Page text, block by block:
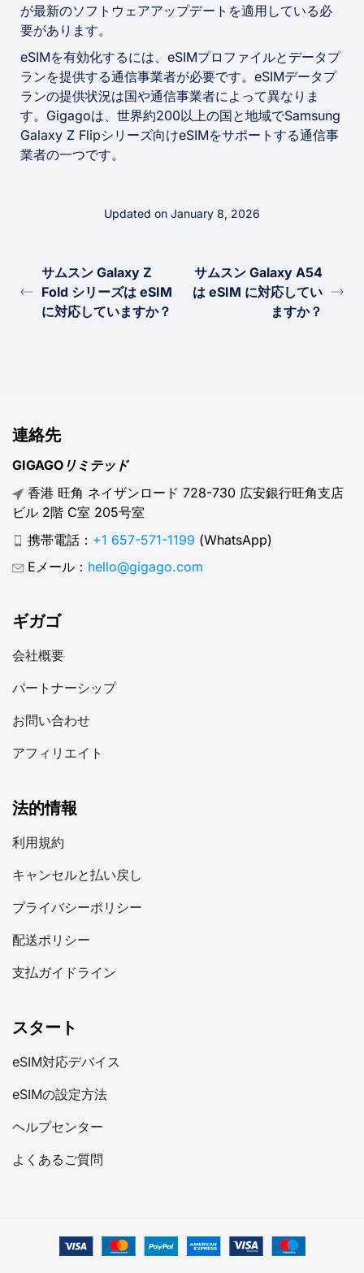
が最新のソフトウェアアップデートを適用している必
要があります。
eSIMを有効化するには、eSIMプロファイルとデータプ
ランを提供する通信事業者が必要です。eSIMデータプ
ランの提供状況は国や通信事業者によって異なりま
す。Gigagoは、世界約200以上の国と地域でSamsung
Galaxy Z Flipシリーズ向けeSIMをサポートする通信事
業者の一つです。
Updated on January 8, 2026
サムスン Galaxy Z
Fold シリーズは eSIM
に対応していますか？
サムスン Galaxy A54
は eSIM に対応してい
ますか？
連絡先
GIGAGOリミテッド
香港 旺角 ネイザンロード 728-730 広安銀行旺角支店
ビル 2階 C室 205号室
携帯電話： +1 657-571-1199 (WhatsApp)
Eメール： hello@gigago.com
ギガゴ
会社概要
パートナーシップ
お問い合わせ
アフィリエイト
法的情報
利用規約
キャンセルと払い戻し
プライバシーポリシー
配送ポリシー
支払ガイドライン
スタート
eSIM対応デバイス
eSIMの設定方法
ヘルプセンター
よくあるご質問